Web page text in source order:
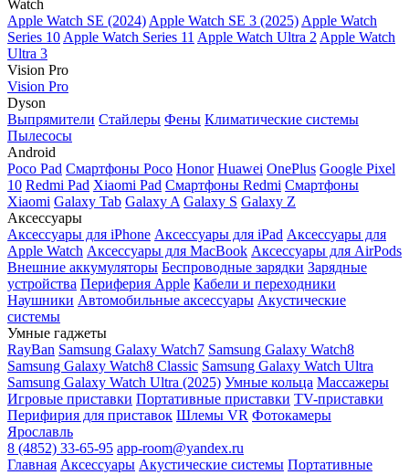
Watch
Apple Watch SE (2024) Apple Watch SE 3 (2025) Apple Watch
Series 10 Apple Watch Series 11 Apple Watch Ultra 2 Apple Watch
Ultra 3
Vision Pro
Vision Pro
Dyson
Выпрямители Стайлеры Фены Климатические системы
Пылесосы
Android
Poco Pad Смартфоны Poco Honor Huawei OnePlus Google Pixel
10 Redmi Pad Xiaomi Pad Смартфоны Redmi Смартфоны
Xiaomi Galaxy Tab Galaxy A Galaxy S Galaxy Z
Аксессуары
Аксессуары для iPhone Аксессуары для iPad Аксессуары для
Apple Watch Аксессуары для MacBook Аксессуары для AirPods
Внешние аккумуляторы Беспроводные зарядки Зарядные
устройства Периферия Apple Кабели и переходники
Наушники Автомобильные аксессуары Акустические
системы
Умные гаджеты
RayBan Samsung Galaxy Watch7 Samsung Galaxy Watch8
Samsung Galaxy Watch8 Classic Samsung Galaxy Watch Ultra
Samsung Galaxy Watch Ultra (2025) Умные кольца Массажеры
Игровые приставки Портативные приставки TV-приставки
Перифирия для приставок Шлемы VR Фотокамеры
Ярославль
8 (4852) 33-65-95 app-room@yandex.ru
Главная Аксессуары Акустические системы Портативные